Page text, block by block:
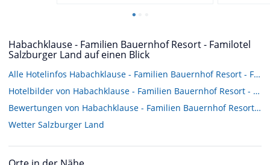
Habachklause - Familien Bauernhof Resort - Familotel
Salzburger Land auf einen Blick
Alle Hotelinfos Habachklause - Familien Bauernhof Resort - Familotel Salzburger Land
Hotelbilder von Habachklause - Familien Bauernhof Resort - Familotel Salzburger Land
Bewertungen von Habachklause - Familien Bauernhof Resort - Familotel Salzburger Land
Wetter Salzburger Land